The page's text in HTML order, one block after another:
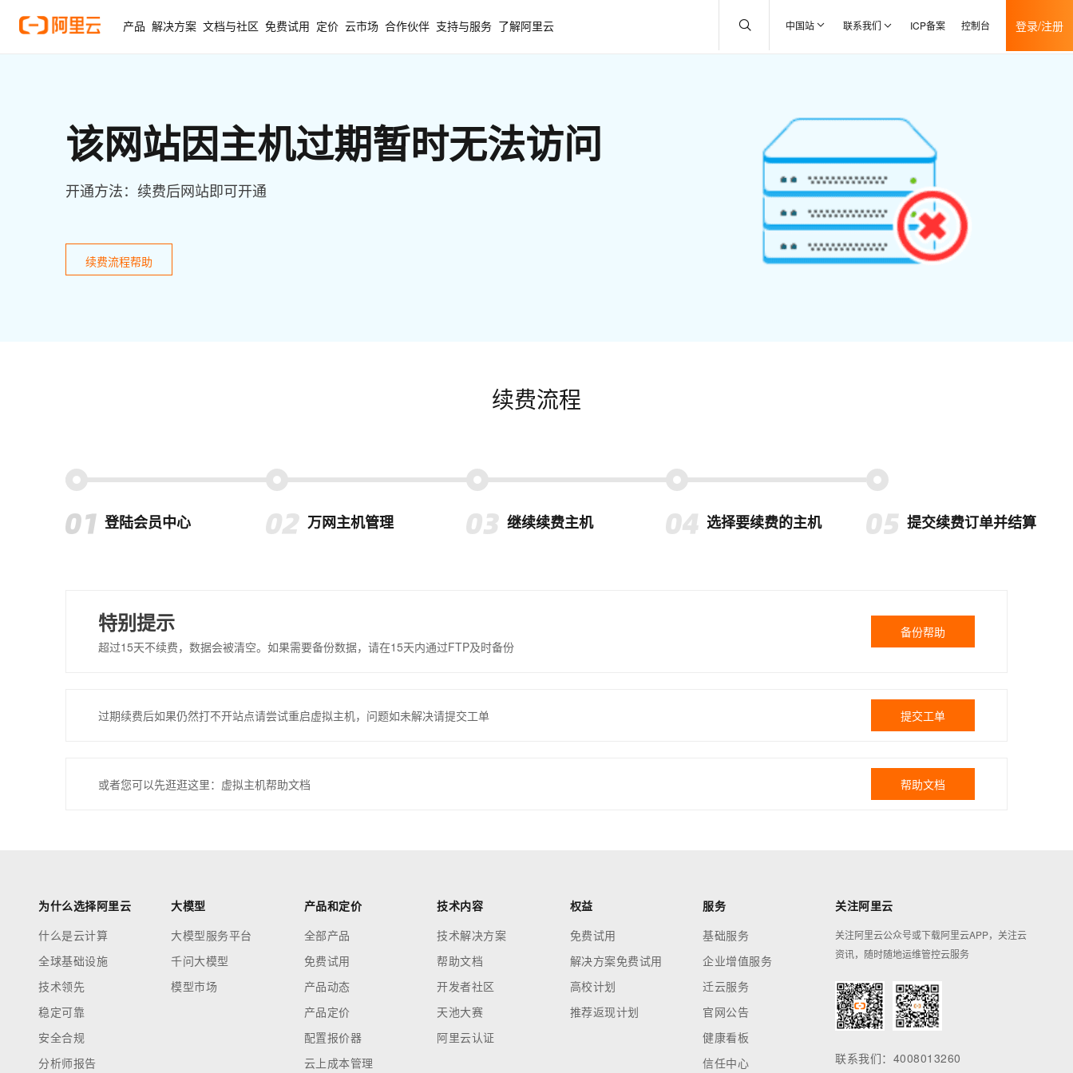
产品 解决方案 文档与社区 免费试用 定价 云市场 合作伙伴 支持与服务 了解阿里云 中国站 联系我们 ICP备案 控制台 登录/注册
该网站因主机过期暂时无法访问
开通方法：续费后网站即可开通
续费流程帮助
续费流程
登陆会员中心 万网主机管理 继续续费主机 选择要续费的主机 提交续费订单并结算
特别提示
超过15天不续费，数据会被清空。如果需要备份数据，请在15天内通过FTP及时备份
备份帮助
过期续费后如果仍然打不开站点请尝试重启虚拟主机，问题如未解决请提交工单 提交工单
或者您可以先逛逛这里：虚拟主机帮助文档 帮助文档